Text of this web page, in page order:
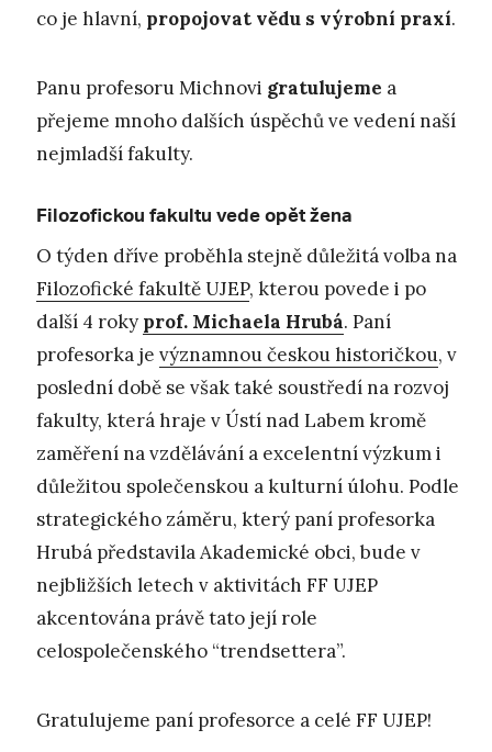
co je hlavní, propojovat vědu s výrobní praxí.
Panu profesoru Michnovi gratulujeme a
přejeme mnoho dalších úspěchů ve vedení naší
nejmladší fakulty.
Filozofickou fakultu vede opět žena
O týden dříve proběhla stejně důležitá volba na
Filozofické fakultě UJEP, kterou povede i po
další 4 roky prof. Michaela Hrubá. Paní
profesorka je významnou českou historičkou, v
poslední době se však také soustředí na rozvoj
fakulty, která hraje v Ústí nad Labem kromě
zaměření na vzdělávání a excelentní výzkum i
důležitou společenskou a kulturní úlohu. Podle
strategického záměru, který paní profesorka
Hrubá představila Akademické obci, bude v
nejbližších letech v aktivitách FF UJEP
akcentována právě tato její role
celospolečenského “trendsettera”.
Gratulujeme paní profesorce a celé FF UJEP!